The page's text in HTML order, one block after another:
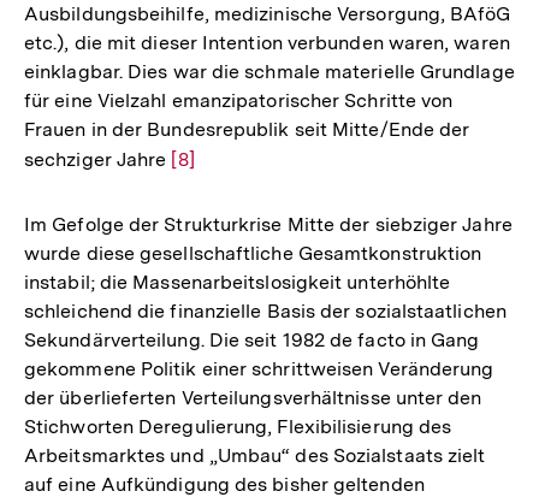
der
Fußnote
Ausbildungsbeihilfe, medizinische Versorgung, BAföG
etc.), die mit dieser Intention verbunden waren, waren
einklagbar. Dies war die schmale materielle Grundlage
für eine Vielzahl emanzipatorischer Schritte von
Frauen in der Bundesrepublik seit Mitte/Ende der
sechziger Jahre Zur
der
Fußnote
[8]
Im Gefolge der Strukturkrise Mitte der siebziger Jahre
wurde diese gesellschaftliche Gesamtkonstruktion
instabil; die Massenarbeitslosigkeit unterhöhlte
schleichend die finanzielle Basis der sozialstaatlichen
Sekundärverteilung. Die seit 1982 de facto in Gang
gekommene Politik einer schrittweisen Veränderung
der überlieferten Verteilungsverhältnisse unter den
Stichworten Deregulierung, Flexibilisierung des
Arbeitsmarktes und „Umbau“ des Sozialstaats zielt
auf eine Aufkündigung des bisher geltenden